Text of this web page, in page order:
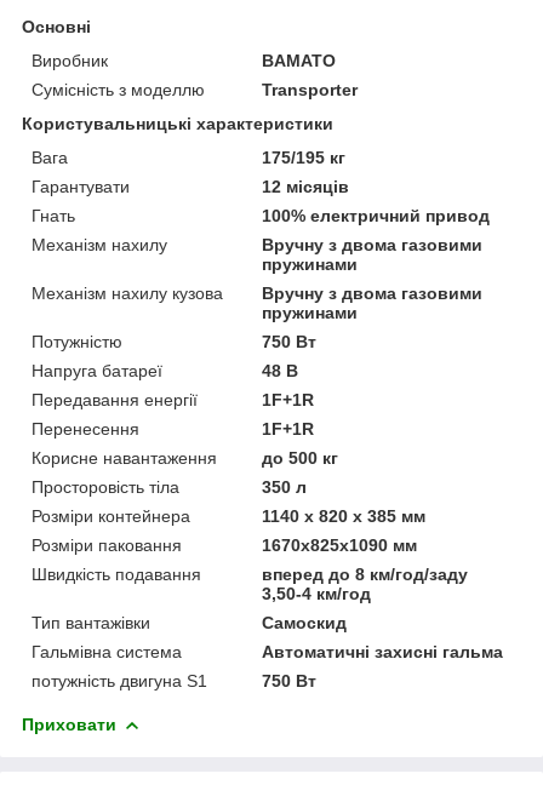
Основні
Виробник
BAMATO
Сумісність з моделлю
Transporter
Користувальницькі характеристики
Вага
175/195 кг
Гарантувати
12 місяців
Гнать
100% електричний привод
Механізм нахилу
Вручну з двома газовими
пружинами
Механізм нахилу кузова
Вручну з двома газовими
пружинами
Потужністю
750 Вт
Напруга батареї
48 В
Передавання енергії
1F+1R
Перенесення
1F+1R
Корисне навантаження
до 500 кг
Просторовість тіла
350 л
Розміри контейнера
1140 x 820 x 385 мм
Розміри паковання
1670x825x1090 мм
Швидкість подавання
вперед до 8 км/год/заду
3,50-4 км/год
Тип вантажівки
Самоскид
Гальмівна система
Автоматичні захисні гальма
потужність двигуна S1
750 Вт
Приховати